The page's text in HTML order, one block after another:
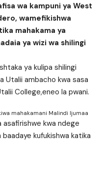
wa kampuni ya West
wamefikishwa
mahakama ya
ya wizi wa shilingi
ya kulipa shilingi
Utalii ambacho kwa sasa
College,eneo la pwani.
mahakamani Malindi Ijumaa
asafirishwe kwa ndege
kufukishwa katika